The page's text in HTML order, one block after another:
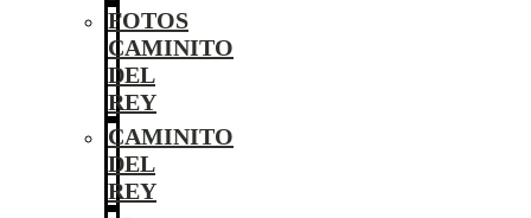
FOTOS
CAMINITO
DEL
REY
CAMINITO
DEL
REY